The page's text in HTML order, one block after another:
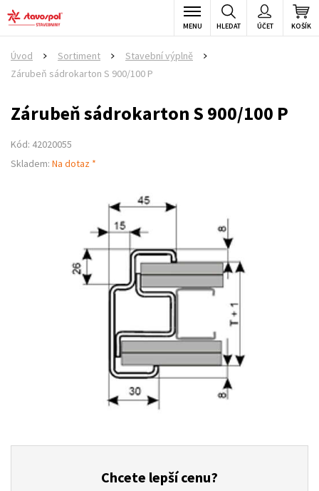
KOŠÍK
ÚČET
HLEDAT
MENU
Úvod Sortiment Stavební výplně
Zárubeň sádrokarton S 900/100 P
Zárubeň sádrokarton S 900/100 P
Kód: 42020055
Skladem: Na dotaz *
Chcete lepší cenu?